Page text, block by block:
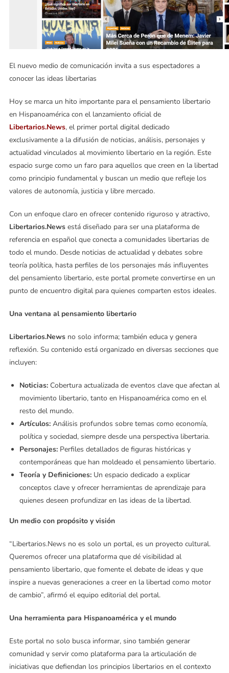
El nuevo medio de comunicación invita a sus espectadores a
conocer las ideas libertarias
Hoy se marca un hito importante para el pensamiento libertario
en Hispanoamérica con el lanzamiento oficial de
Libertarios.News, el primer portal digital dedicado
exclusivamente a la difusión de noticias, análisis, personajes y
actualidad vinculados al movimiento libertario en la región. Este
espacio surge como un faro para aquellos que creen en la libertad
como principio fundamental y buscan un medio que refleje los
valores de autonomía, justicia y libre mercado.
Con un enfoque claro en ofrecer contenido riguroso y atractivo,
Libertarios.Newsestá diseñado para ser una plataforma de
referencia en español que conecta a comunidades libertarias de
todo el mundo. Desde noticias de actualidad y debates sobre
teoría política, hasta perfiles de los personajes más influyentes
del pensamiento libertario, este portal promete convertirse en un
punto de encuentro digital para quienes comparten estos ideales.
Una ventana al pensamiento libertario
Libertarios.Newsno solo informa; también educa y genera
reflexión. Su contenido está organizado en diversas secciones que
incluyen:
Noticias:Cobertura actualizada de eventos clave que afectan al
movimiento libertario, tanto en Hispanoamérica como en el
resto del mundo.
Artículos:Análisis profundos sobre temas como economía,
política y sociedad, siempre desde una perspectiva libertaria.
Personajes:Perfiles detallados de figuras históricas y
contemporáneas que han moldeado el pensamiento libertario.
Teoría y Definiciones:Un espacio dedicado a explicar
conceptos clave y ofrecer herramientas de aprendizaje para
quienes deseen profundizar en las ideas de la libertad.
Un medio con propósito y visión
“Libertarios.News no es solo un portal, es un proyecto cultural.
Queremos ofrecer una plataforma que dé visibilidad al
pensamiento libertario, que fomente el debate de ideas y que
inspire a nuevas generaciones a creer en la libertad como motor
de cambio”, afirmó el equipo editorial del portal.
Una herramienta para Hispanoamérica y el mundo
Este portal no solo busca informar, sino también generar
comunidad y servir como plataforma para la articulación de
iniciativas que defiendan los principios libertarios en el contexto